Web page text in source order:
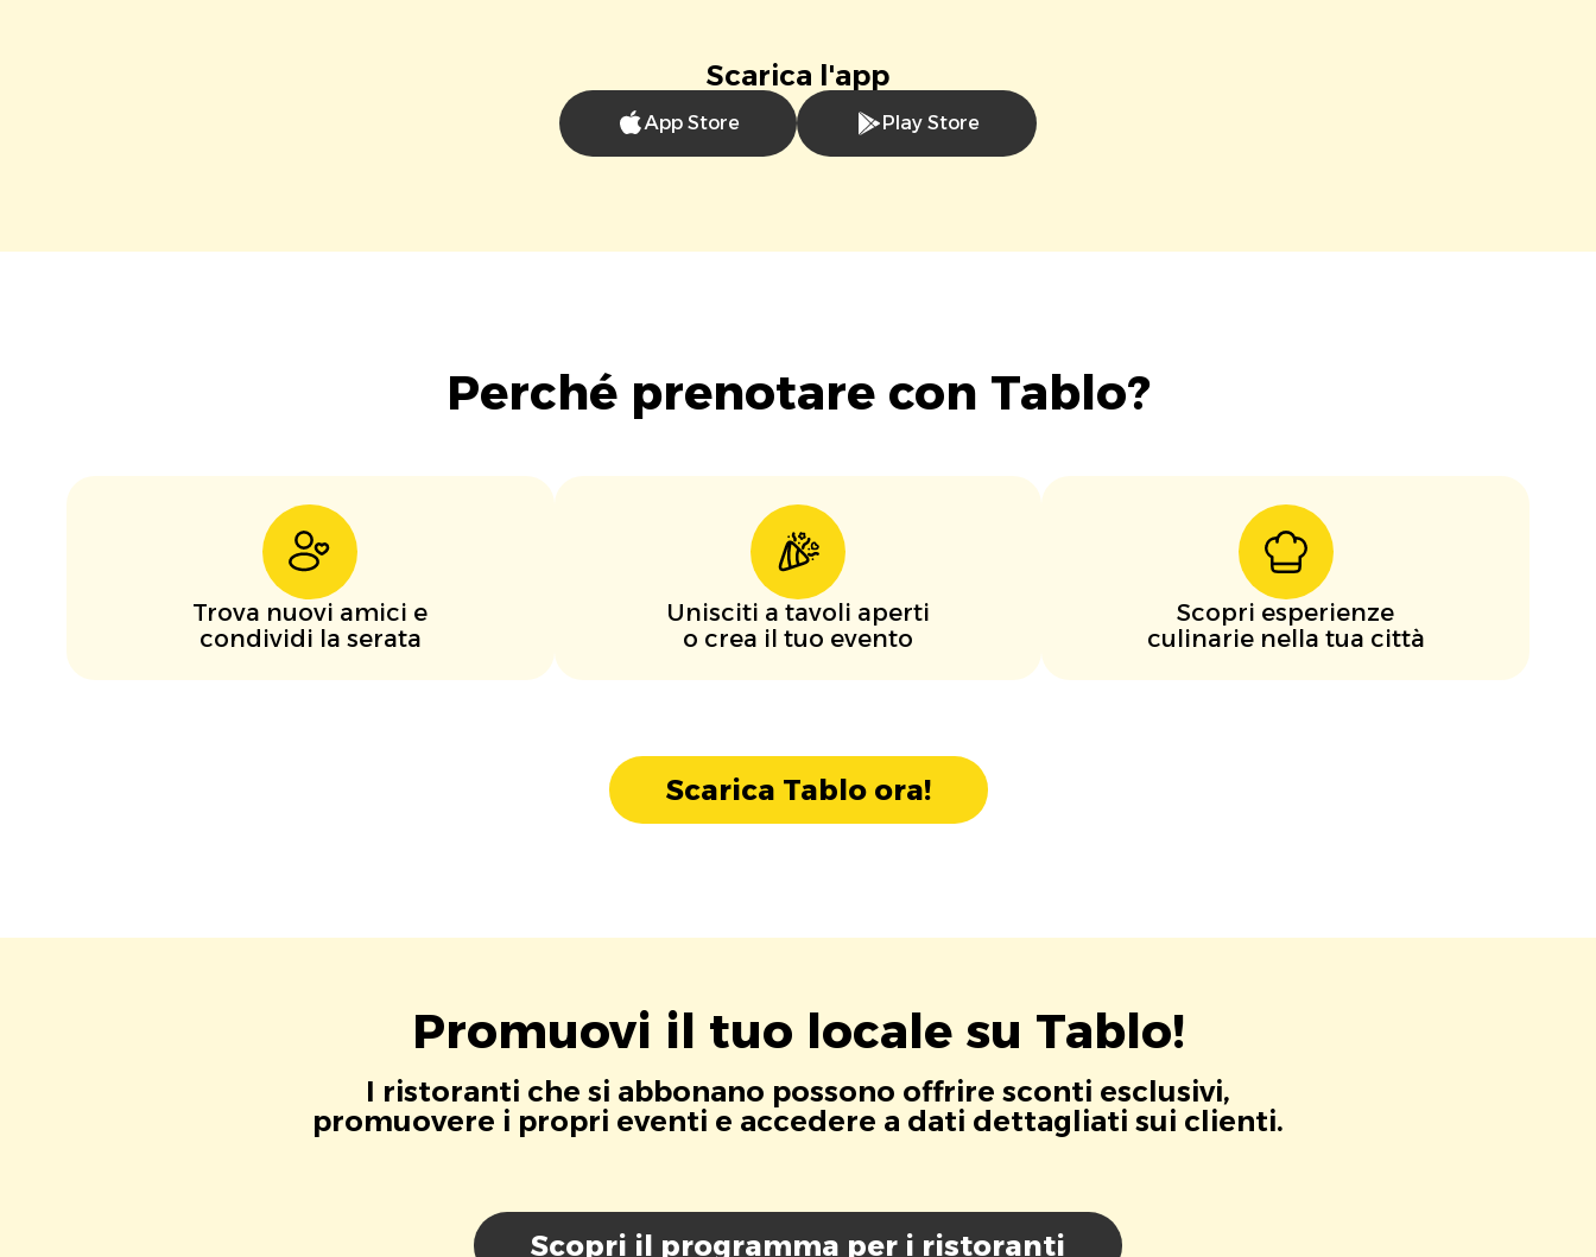
Scarica l'app
App Store Play Store
Perché prenotare con Tablo?
Trova nuovi amici e
condividi la serata
Unisciti a tavoli aperti
o crea il tuo evento
Scopri esperienze
culinarie nella tua città
Scarica Tablo ora!
Promuovi il tuo locale su Tablo!
I ristoranti che si abbonano possono offrire sconti esclusivi,
promuovere i propri eventi e accedere a dati dettagliati sui clienti.
Scopri il programma per i ristoranti